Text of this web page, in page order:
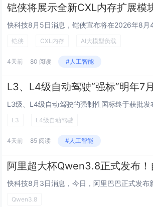
铠侠 CXL内存 AI大模型负载
4天前 80 阅读 #人工智能
L3 L4级自动驾驶
4天前 85 阅读 #人工智能
Qwen3.8